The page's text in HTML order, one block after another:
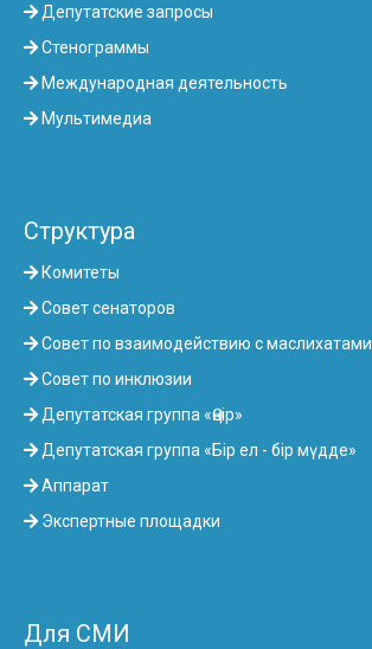
Депутатские запросы
Стенограммы
Международная деятельность
Мультимедиа
Структура
Комитеты
Совет сенаторов
Совет по взаимодействию с маслихатами
Совет по инклюзии
Депутатская группа «Өңір»
Депутатская группа «Бір ел - бір мүдде»
Аппарат
Экспертные площадки
Для СМИ